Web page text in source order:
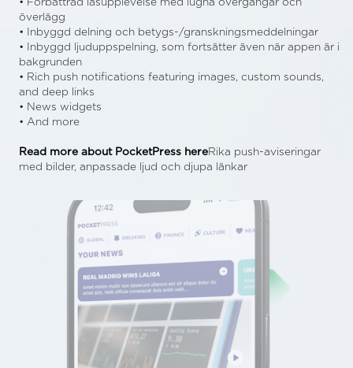
• Förbättrad läsupplevelse med lugna övergångar och
överlägg
• Inbyggd delning och betygs-/granskningsmeddelningar
• Inbyggd ljuduppspelning, som fortsätter även när appen är i
bakgrunden
• Rich push notifications featuring images, custom sounds,
and deep links
• News widgets
• And more
Read more about PocketPress hereRika push-aviseringar
med bilder, anpassade ljud och djupa länkar